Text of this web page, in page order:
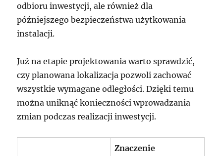
odbioru inwestycji, ale również dla
późniejszego bezpieczeństwa użytkowania
instalacji.
Już na etapie projektowania warto sprawdzić,
czy planowana lokalizacja pozwoli zachować
wszystkie wymagane odległości. Dzięki temu
można uniknąć konieczności wprowadzania
zmian podczas realizacji inwestycji.
Znaczenie